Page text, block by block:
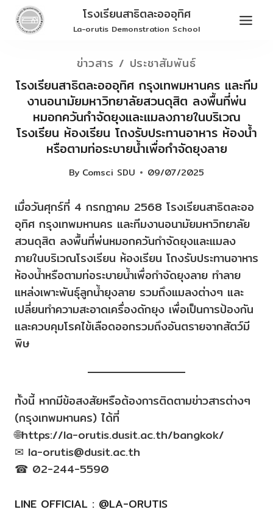
Skip
โรงเรียนสาธิตละอออุทิศ
La-orutis Demonstration School
ข่าวสาร / ประชาสัมพันธ์
โรงเรียนสาธิตละอออุทิศ กรุงเทพมหานคร และทีม
งานอนามัยมหาวิทยาลัยสวนดุสิต ลงพื้นที่พ่น
หมอกควันกำจัดยุงและแมลงภายในบริเวณ
โรงเรียน ห้องเรียน โถงรับประทานอาหาร ห้องน้ำ
หรือตามท่อระบายน้ำเพื่อกำจัดยุงลาย
By Comsci SDU 09/07/2025
เมื่อวันศุกร์ที่ 4 กรกฎาคม 2568 โรงเรียนสาธิตละออ
อุทิศ กรุงเทพมหานคร และทีมงานอนามัยมหาวิทยาลัย
สวนดุสิต ลงพื้นที่พ่นหมอกควันกำจัดยุงและแมลง
ภายในบริเวณโรงเรียน ห้องเรียน โถงรับประทานอาหาร
ห้องน้ำหรือตามท่อระบายน้ำเพื่อกำจัดยุงลาย ทำลาย
แหล่งเพาะพันธ์ุลูกน้ำยุงลาย รวมถึงแมลงต่างๆ และ
เปลี่ยนทำความสะอาดเครื่องดักยุง เพื่อเป็นการป้องกัน
และควบคุมโรคไข้เลือดออกรวมถึงอันตรายจากสัตว์มี
พิษ
ทั้งนี้ หากมีข้อสงสัยหรือต้องการติดตามข่าวสารต่างๆ
(กรุงเทพมหานคร) ได้ที่
🌐https://la-orutis.dusit.ac.th/bangkok/
✉ la-orutis@dusit.ac.th
☎ 02-244-5590
LINE OFFICIAL : @LA-ORUTIS